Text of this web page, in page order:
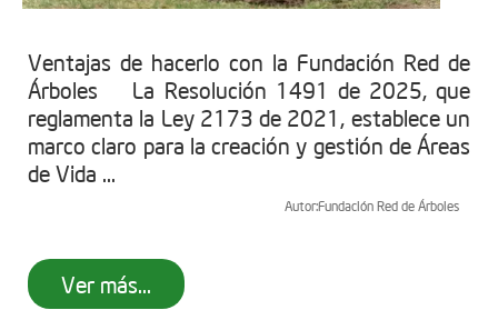
Ventajas de hacerlo con la Fundación Red de
Árboles La Resolución 1491 de 2025, que
reglamenta la Ley 2173 de 2021, establece un
marco claro para la creación y gestión de Áreas
de Vida ...
Autor:Fundación Red de Árboles
Ver más...